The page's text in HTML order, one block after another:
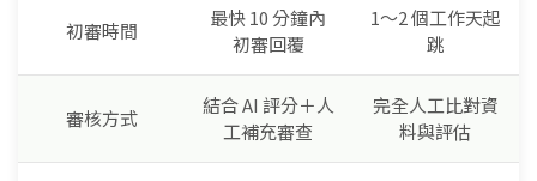
初審時間
最快 10 分鐘內
初審回覆
1～2 個工作天起
跳
審核方式
結合 AI 評分＋人
工補充審查
完全人工比對資
料與評估